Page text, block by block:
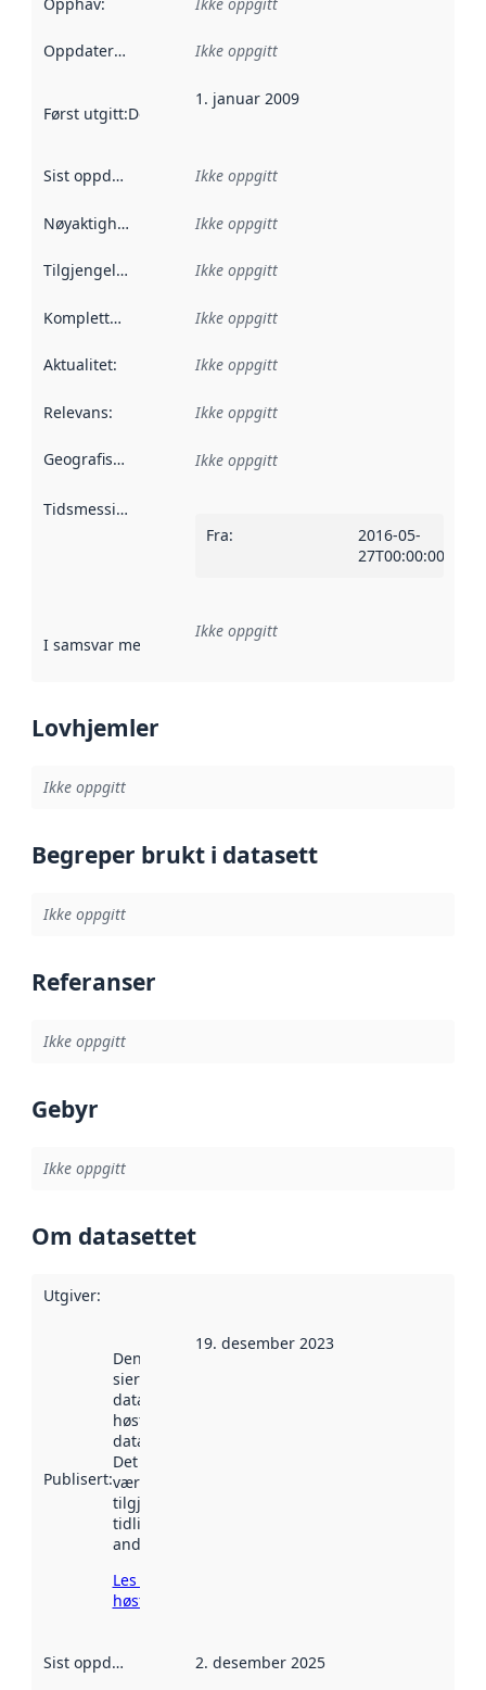
Oppdateringsfrekvens :
Ikke oppgitt
Først utgitt:Denne datoen sier når dataene i dette
1. januar 2009
Sist oppdatert Ikke oppgitt
Nøyaktighet Ikke oppgitt
Tilgjengelighet Ikke oppgitt
Kompletthet Ikke oppgitt
Aktualitet: Ikke oppgitt
Relevans: Ikke oppgitt
Geografisk avgrensning :
Ikke oppgitt
Tidsmessig avgrensning
Fra:
2016-05-
27T00:00:00Z
I samsvar med Referanse til en implementasjonsregel
Ikke oppgitt
Lovhjemler
Ikke oppgitt
Begreper brukt i datasett
Ikke oppgitt
Referanser
Ikke oppgitt
Gebyr
Ikke oppgitt
Om datasettet
Utgiver:
Publisert:
Denne datoen
sier når
datasettet ble
høstet av
data.norge.no.
Det kan ha
vært
tilgjengelig
tidligere
andre steder.
Les mer om
høsting her
19. desember 2023
Sist oppdatert 2. desember 2025